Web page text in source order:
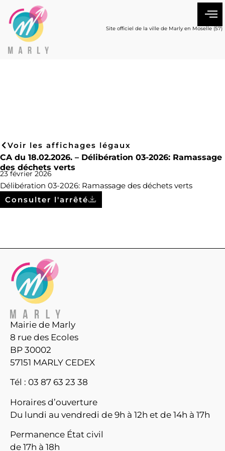
Site officiel de la ville de Marly en Moselle (57)
Voir les affichages légaux
CA du 18.02.2026. – Délibération 03-2026: Ramassage
des déchets verts
23 février 2026
Délibération 03-2026: Ramassage des déchets verts
Consulter l'arrêté
Mairie de Marly
8 rue des Ecoles
BP 30002
57151 MARLY CEDEX
Tél : 03 87 63 23 38
Horaires d’ouverture
Du lundi au vendredi de 9h à 12h et de 14h à 17h
Permanence État civil
de 17h à 18h